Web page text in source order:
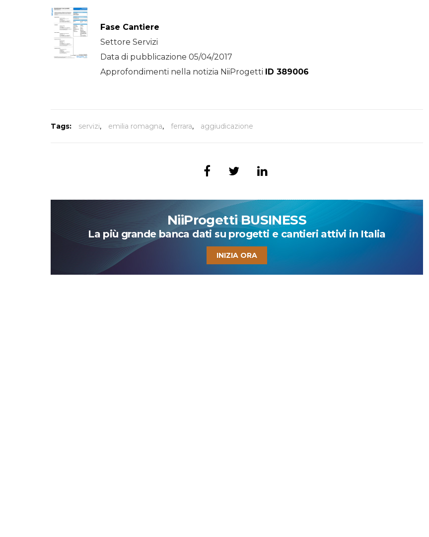
Fase Cantiere
Settore Servizi
Data di pubblicazione 05/04/2017
Approfondimenti nella notizia NiiProgetti ID 389006
Tags: servizi, emilia romagna, ferrara, aggiudicazione
NiiProgetti BUSINESS
La più grande banca dati su progetti e cantieri attivi in Italia
INIZIA ORA